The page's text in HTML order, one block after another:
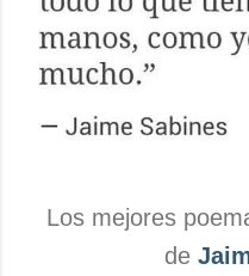
Los mejores
de